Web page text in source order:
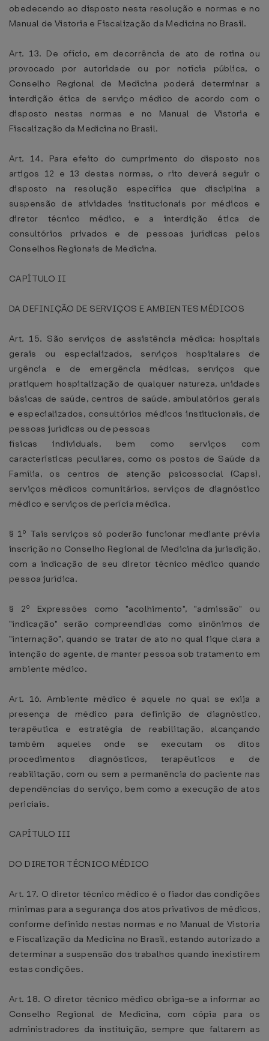
obedecendo ao disposto nesta resolução e normas e no
Manual de Vistoria e Fiscalização da Medicina no Brasil.
Art. 13. De ofício, em decorrência de ato de rotina ou
provocado por autoridade ou por notícia pública, o
Conselho Regional de Medicina poderá determinar a
interdição ética de serviço médico de acordo com o
disposto nestas normas e no Manual de Vistoria e
Fiscalização da Medicina no Brasil.
Art. 14. Para efeito do cumprimento do disposto nos
artigos 12 e 13 destas normas, o rito deverá seguir o
disposto na resolução específica que disciplina a
suspensão de atividades institucionais por médicos e
diretor técnico médico, e a interdição ética de
consultórios privados e de pessoas jurídicas pelos
Conselhos Regionais de Medicina.
CAPÍTULO II
DA DEFINIÇÃO DE SERVIÇOS E AMBIENTES MÉDICOS
Art. 15. São serviços de assistência médica: hospitais
gerais ou especializados, serviços hospitalares de
urgência e de emergência médicas, serviços que
pratiquem hospitalização de qualquer natureza, unidades
básicas de saúde, centros de saúde, ambulatórios gerais
e especializados, consultórios médicos institucionais, de
pessoas jurídicas ou de pessoas
físicas individuais, bem como serviços com
características peculiares, como os postos de Saúde da
Família, os centros de atenção psicossocial (Caps),
serviços médicos comunitários, serviços de diagnóstico
médico e serviços de perícia médica.
§ 1º Tais serviços só poderão funcionar mediante prévia
inscrição no Conselho Regional de Medicina da jurisdição,
com a indicação de seu diretor técnico médico quando
pessoa jurídica.
§ 2º Expressões como "acolhimento", "admissão" ou
"indicação" serão compreendidas como sinônimos de
"internação", quando se tratar de ato no qual fique clara a
intenção do agente, de manter pessoa sob tratamento em
ambiente médico.
Art. 16. Ambiente médico é aquele no qual se exija a
presença de médico para definição de diagnóstico,
terapêutica e estratégia de reabilitação, alcançando
também aqueles onde se executam os ditos
procedimentos diagnósticos, terapêuticos e de
reabilitação, com ou sem a permanência do paciente nas
dependências do serviço, bem como a execução de atos
periciais.
CAPÍTULO III
DO DIRETOR TÉCNICO MÉDICO
Art. 17. O diretor técnico médico é o fiador das condições
mínimas para a segurança dos atos privativos de médicos,
conforme definido nestas normas e no Manual de Vistoria
e Fiscalização da Medicina no Brasil, estando autorizado a
determinar a suspensão dos trabalhos quando inexistirem
estas condições.
Art. 18. O diretor técnico médico obriga-se a informar ao
Conselho Regional de Medicina, com cópia para os
administradores da instituição, sempre que faltarem as